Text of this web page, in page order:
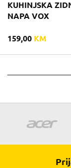
KUHINJSKA
NAPA VOX
159,00 KM